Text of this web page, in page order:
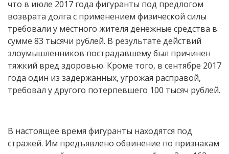
что в июле 2017 года фигуранты под предлогом
возврата долга с применением физической силы
требовали у местного жителя денежные средства в
сумме 83 тысячи рублей. В результате действий
злоумышленников пострадавшему был причинен
тяжкий вред здоровью. Кроме того, в сентябре 2017
года один из задержанных, угрожая расправой,
требовал у другого потерпевшего 100 тысяч рублей.
В настоящее время фигуранты находятся под
стражей. Им предъявлено обвинение по признакам